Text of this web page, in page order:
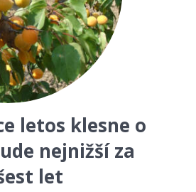
letos klesne o
nejnižší za
let